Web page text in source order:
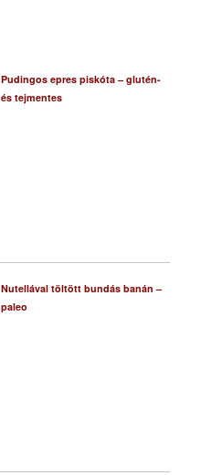
Pudingos epres piskóta – glutén-
és tejmentes
Nutellával töltött bundás banán –
paleo